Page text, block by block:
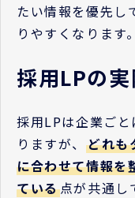
たい情報を優先し
りやすくなります。
採用LPの
採用LPは企業ご
りますが、 どれも
に合わせて情報を
ている点が共通し